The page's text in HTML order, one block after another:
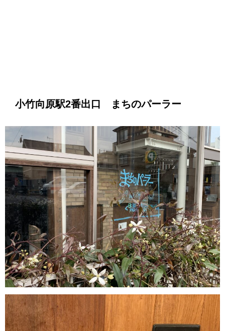
小竹向原駅2番出口 まちのパーラー